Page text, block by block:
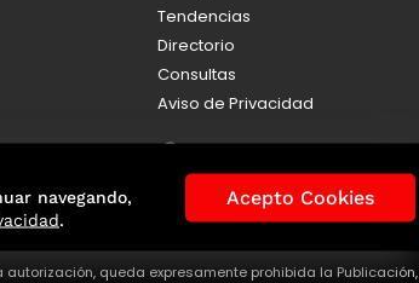
Tendencias
Directorio
Consultas
Aviso de Privacidad
autorización, queda expresamente prohibida la Publicación,
navegando,
.
Acepto Cookies